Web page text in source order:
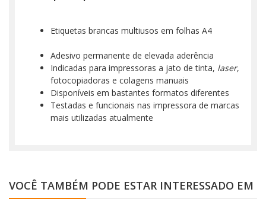
Etiquetas brancas multiusos em folhas A4
Adesivo permanente de elevada aderência
Indicadas para impressoras a jato de tinta, laser,
fotocopiadoras e colagens manuais
Disponíveis em bastantes formatos diferentes
Testadas e funcionais nas impressora de marcas
mais utilizadas atualmente
VOCÊ TAMBÉM PODE ESTAR INTERESSADO EM